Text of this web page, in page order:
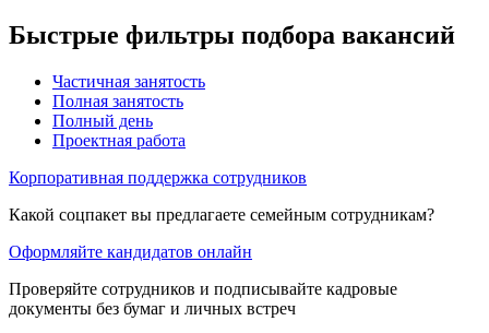
Быстрые фильтры подбора вакансий
Частичная занятость
Полная занятость
Полный день
Проектная работа
Корпоративная поддержка сотрудников
Какой соцпакет вы предлагаете семейным сотрудникам?
Оформляйте кандидатов онлайн
Проверяйте сотрудников и подписывайте кадровые
документы без бумаг и личных встреч